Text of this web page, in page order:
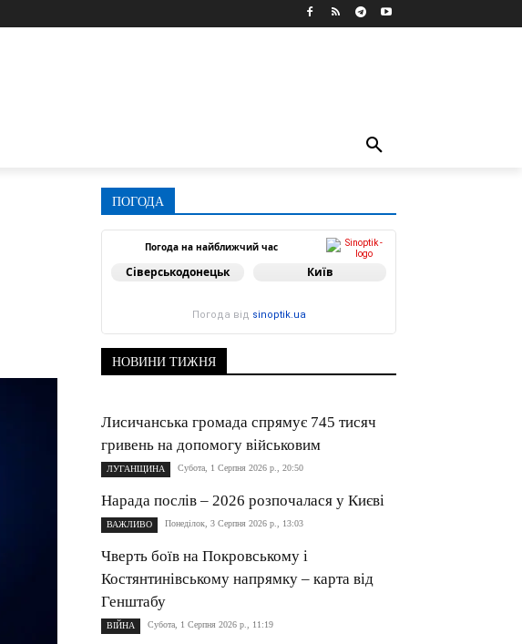
ПОГОДА
Погода на найближчий час
Сіверськодонецьк Київ
Погода від sinoptik.ua
НОВИНИ ТИЖНЯ
Лисичанська громада спрямує 745 тисяч
гривень на допомогу військовим
ЛУГАНЩИНА Субота, 1 Серпня 2026 р., 20:50
Нарада послів – 2026 розпочалася у Києві
ВАЖЛИВО Понеділок, 3 Серпня 2026 р., 13:03
Чверть боїв на Покровському і
Костянтинівському напрямку – карта від
Генштабу
ВІЙНА Субота, 1 Серпня 2026 р., 11:19